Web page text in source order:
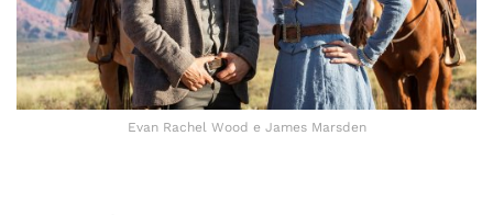
Evan Rachel Wood e James Marsden